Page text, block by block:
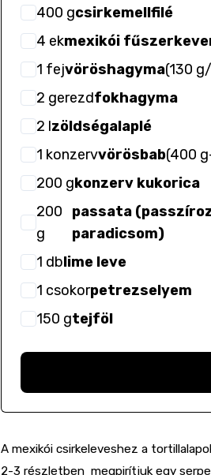
400 gcsirkemellfilé
4 ekmexikói
1 fejvöröshagyma(130
2 gerezdfokhagyma
2 lzöldségalaplé
1 konzervvörösbab(400
200 gkonzerv kukorica
200
g
passata
paradicsom)
1 dblime leve
1 csokorpetrezselyem
150 gtejföl
A mexikói csirkeleveshez a
2-3 részletben megpirítjuk egy